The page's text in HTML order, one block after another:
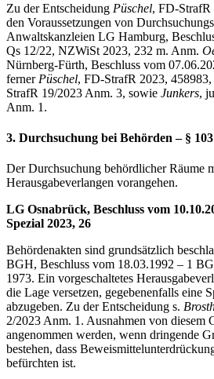
Zu der Entscheidung Püschel, FD-StrafR
den Voraussetzungen von
Anwaltskanzleien LG Hamburg,
Qs 12/22, NZWiSt 2023, 232 m. Anm.
Nürnberg-Fürth, Beschluss vom
ferner Püschel, FD-StrafR 2023,
StrafR 19/2023 Anm. 3, sowie Junkers,
Anm. 1.
3. Durchsuchung bei Behörden – §
Der Durchsuchung behördlicher Räume
Herausgabeverlangen vorangehen.
LG Osnabrück, Beschluss vom
Spezial 2023, 26
Behördenakten sind grundsätzlich
BGH, Beschluss vom 18.03.1992 – 1
1973. Ein vorgeschaltetes
die Lage versetzen, gegebenenfalls eine
abzugeben. Zu der Entscheidung s.
2/2023 Anm. 1. Ausnahmen von diesem
angenommen werden, wenn dringende
bestehen, dass
befürchten ist.